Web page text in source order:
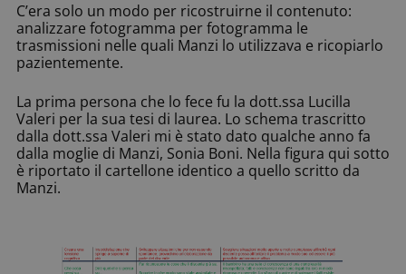
C’era solo un modo per ricostruirne il contenuto:
analizzare fotogramma per fotogramma le
trasmissioni nelle quali Manzi lo utilizzava e ricopiarlo
pazientemente.
La prima persona che lo fece fu la dott.ssa Lucilla
Valeri per la sua tesi di laurea. Lo schema trascritto
dalla dott.ssa Valeri mi è stato dato qualche anno fa
dalla moglie di Manzi, Sonia Boni. Nella figura qui sotto
è riportato il cartellone identico a quello scritto da
Manzi.